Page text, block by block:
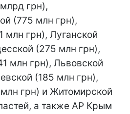
грн),
(775 млн грн),
млн грн), Луганской
(275 млн грн),
млн грн), Львовской
(185 млн грн),
грн) и Житомирской
а также АР Крым